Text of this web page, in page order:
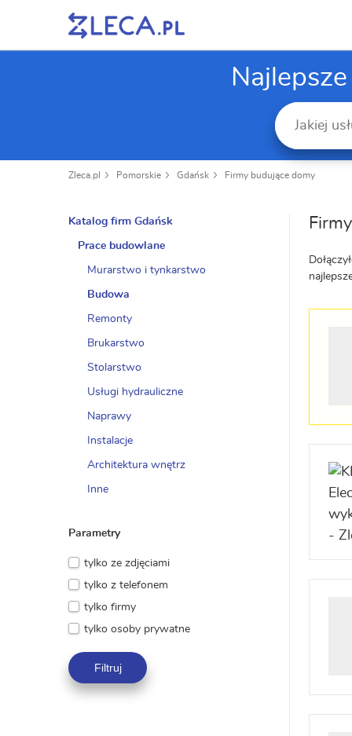
Zleca.pl Pomorskie Gdańsk Firmy budujące domy
Katalog firm Gdańsk
Prace budowlane
Murarstwo i tynkarstwo
Budowa
Remonty
Brukarstwo
Stolarstwo
Usługi hydrauliczne
Naprawy
Instalacje
Architektura wnętrz
Inne
Parametry
tylko ze zdjęciami
tylko z telefonem
tylko firmy
tylko osoby prywatne
Filtruj